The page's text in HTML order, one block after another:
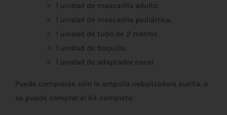
1 unidad de mascarilla adulto.
1 unidad de mascarilla pediátrica.
1 unidad de tubo de 2 metros.
1 unidad de boquilla.
1 unidad de adaptador nasal.
Puede comprarse sólo la ampolla nebulizadora suelta, o
se puede comprar el kit completo.